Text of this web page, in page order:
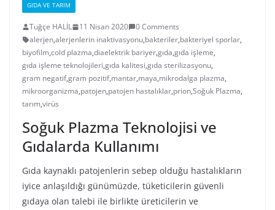
GIDA VE TARIM
Tuğçe HALİL 11 Nisan 2020
0 Comments
alerjen,alerjenlerin inaktivasyonu,bakteriler,bakteriyel sporlar,
biyofilm,cold plazma,diaelektrik bariyer,gıda,gıda işleme,
gıda işleme teknolojileri,gıda kalitesi,gıda sterilizasyonu,
gram negatif,gram pozitif,mantar,maya,mikrodalga plazma,
mikroorganizma,patojen,patojen hastalıklar,prion,Soğuk Plazma,
tarım,virüs
Soğuk Plazma Teknolojisi ve
Gıdalarda Kullanımı
Gıda kaynaklı patojenlerin sebep olduğu hastalıkların
iyice anlaşıldığı günümüzde, tüketicilerin güvenli
gıdaya olan talebi ile birlikte üreticilerin ve